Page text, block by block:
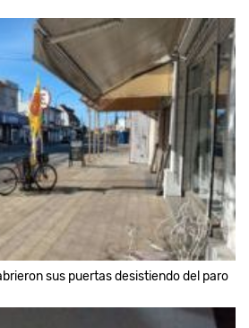
sus puertas desistiendo del paro